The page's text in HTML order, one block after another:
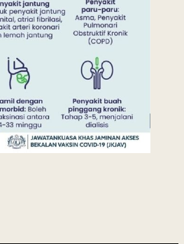
Last Updated : 8 /
05 / 2021 09:47
PM